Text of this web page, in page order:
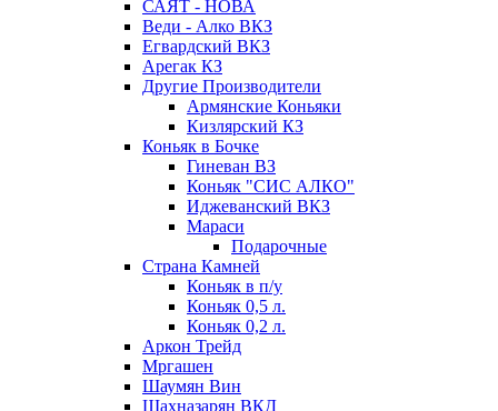
САЯТ - НОВА
Веди - Алко ВКЗ
Егвардский ВКЗ
Арегак КЗ
Другие Производители
Армянские Коньяки
Кизлярский КЗ
Коньяк в Бочке
Гиневан ВЗ
Коньяк "СИС АЛКО"
Иджеванский ВКЗ
Мараси
Подарочные
Страна Камней
Коньяк в п/у
Коньяк 0,5 л.
Коньяк 0,2 л.
Аркон Трейд
Мргашен
Шаумян Вин
Шахназарян ВКД